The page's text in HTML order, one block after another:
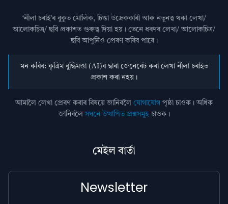
‘নীলা চৰাই’ৰ বুকুত মৌলিক, চিন্তা উদ্রেককাৰী আৰু নতুনত্ব থকা লেখা/
আলোকচিত্ৰ/ ছবি প্রকাশত গুৰুত্ব দিয়া হয়। তেনে ধৰণৰ লেখা/ আলোকচিত্ৰ/
ছবি আপুনিও প্রেৰণ কৰিব পাৰে।
মন কৰিব: কৃত্ৰিম বুদ্ধিমত্তা (AI)ৰ দ্বাৰা জেনেৰেট কৰা লেখা নীলা চৰাইত
প্ৰকাশ কৰা নহয়।
আমালৈ লেখা প্ৰেৰণ কৰাৰ বিষয়ে জানিবলৈ যোগাযোগ পৃষ্ঠা চাওক। অধিক
জানিবলৈসঘনে উত্থাপিত প্ৰশ্নসমূহচাওক।
মেইল বাৰ্তা
Newsletter